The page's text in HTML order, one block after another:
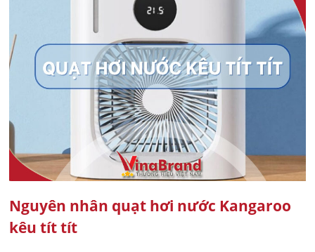
Nguyên nhân quạt hơi nước Kangaroo
kêu tít tít